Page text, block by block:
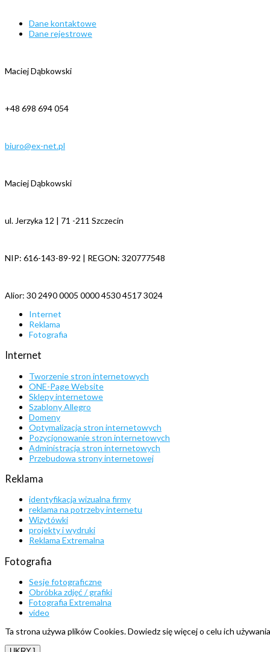
Dane kontaktowe
Dane rejestrowe
Maciej Dąbkowski
+48 698 694 054
biuro@ex-net.pl
Maciej Dąbkowski
ul. Jerzyka 12 | 71 -211 Szczecin
NIP: 616-143-89-92 | REGON: 320777548
Alior: 30 2490 0005 0000 4530 4517 3024
Internet
Reklama
Fotografia
Internet
Tworzenie stron internetowych
ONE-Page Website
Sklepy internetowe
Szablony Allegro
Domeny
Optymalizacja stron internetowych
Pozycjonowanie stron internetowych
Administracja stron internetowych
Przebudowa strony internetowej
Reklama
identyfikacja wizualna firmy
reklama na potrzeby internetu
Wizytówki
projekty i wydruki
Reklama Extremalna
Fotografia
Sesje fotograficzne
Obróbka zdjęć / grafiki
Fotografia Extremalna
video
Ta strona używa plików Cookies. Dowiedz się więcej o celu ich